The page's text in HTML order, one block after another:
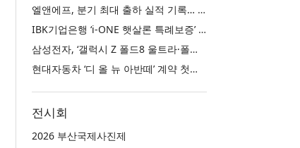
엘앤에프, 분기 최대 출하 실적 기록… 3분기 북미 ESS향 LFP 공급 착수 NCM+LFP ‘2-Track’ 성장 전략 실현
IBK기업은행 ‘i-ONE 햇살론 특례보증’ 출시
삼성전자, ‘갤럭시 Z 폴드8 울트라·폴드8·플립8’과 ‘갤럭시 워치 울트라2·워치9’ 국내 공식 출시
현대자동차 ‘디 올 뉴 아반떼’ 계약 첫날 1만 대 돌파
전시회
2026 부산국제사진제